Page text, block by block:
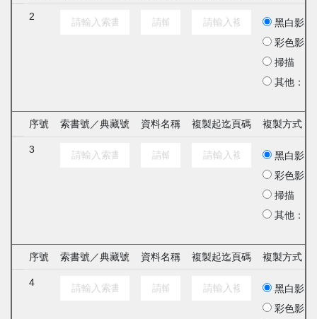
2
黑白影印
彩色影印
掃描
其他：
序號 索書號／典藏號 資料名稱 複製起迄頁碼 複製方式
3
黑白影印
彩色影印
掃描
其他：
序號 索書號／典藏號 資料名稱 複製起迄頁碼 複製方式
4
黑白影印
彩色影印